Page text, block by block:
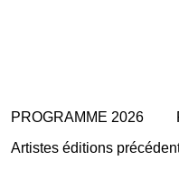
PROGRAMME 2026
Artistes éditions